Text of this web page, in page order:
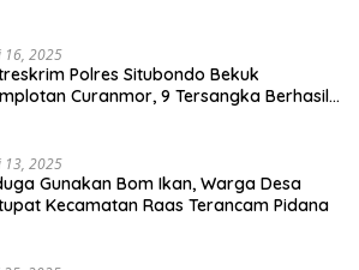
16, 2025
Polres Situbondo Bekuk
Curanmor, 9 Tersangka Berhasil
13, 2025
Gunakan Bom Ikan, Warga Desa
Kecamatan Raas Terancam Pidana